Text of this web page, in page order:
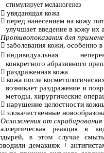
стимулирует меланогенез
 увядающая кожа
 перед нанесением на кожу
улучшает введение в кожу их
Противопоказания для
 заболевания кожи, особенно
 индивидуальная
конкретного абразивного
 раздраженная кожа
 кожа после
возникает раздражение и
методы, хирургические
 нарушение целостности
 злокачественные
Осложнения от скрабирования
аллергическая реакция в
в этом случае
демакияж +